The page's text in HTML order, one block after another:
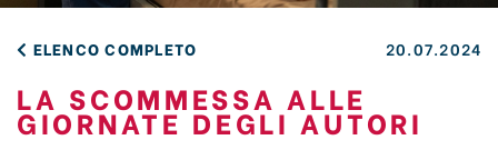
ELENCO COMPLETO 20.07.2024
LA SCOMMESSA ALLE
GIORNATE DEGLI AUTORI